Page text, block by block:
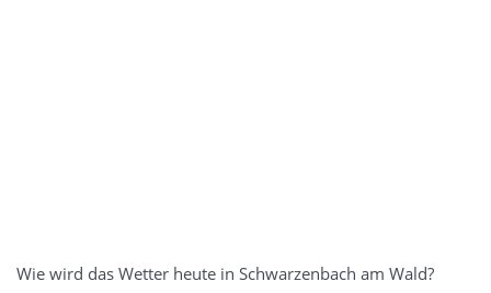
Wie wird das Wetter heute in Schwarzenbach am Wald?